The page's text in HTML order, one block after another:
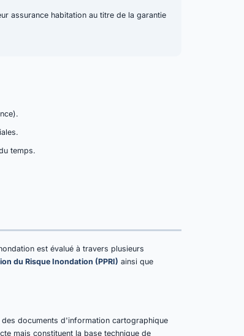
assurance habitation au titre de la garantie
temps.
est évalué à travers plusieurs
du Risque Inondation (PPRI) ainsi que
des documents d'information cartographique
mais constituent la base technique de